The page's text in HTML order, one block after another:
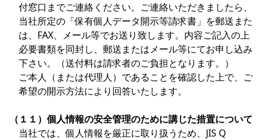
付窓口までご連絡ください。ご連絡いただきましたら、
当社所定の「保有個人データ開示等請求書」を郵送また
は、FAX、メール等でお送り致します。内容ご記入の上
必要書類を同封し、郵送またはメール等にてお申し込み
下さい。（送付料は請求者のご負担となります。）
ご本人（または代理人）であることを確認した上で、ご
希望の開示方法により回答いたします。
（１１）個人情報の安全管理のために講じた措置について
当社では、個人情報を厳正に取り扱うため、JIS Q